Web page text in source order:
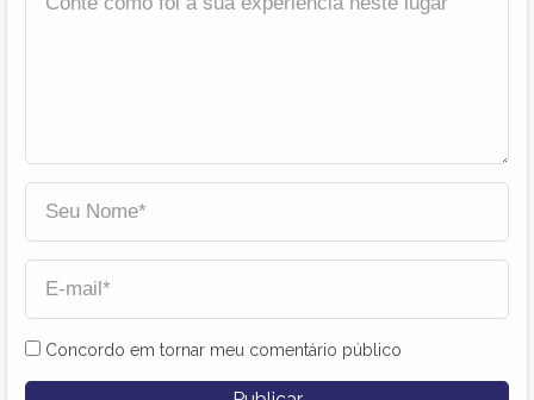
Concordo em tornar meu comentário público